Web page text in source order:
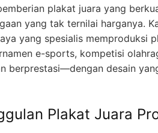
plakat juara yang
yang tak ternilai harganya.
yang spesialis memproduksi
e-sports, kompetisi
berprestasi—dengan desain
Plakat Juara